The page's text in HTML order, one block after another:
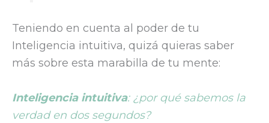
Teniendo en cuenta al poder de tu
Inteligencia intuitiva, quizá quieras saber
más sobre esta marabilla de tu mente:
Inteligencia intuitiva: ¿por qué sabemos la
verdad en dos segundos?